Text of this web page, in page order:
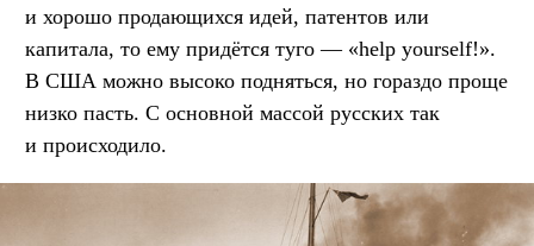
и хорошо продающихся идей, патентов или
капитала, то ему придётся туго — «help yourself!».
В США можно высоко подняться, но гораздо проще
низко пасть. С основной массой русских так
и происходило.